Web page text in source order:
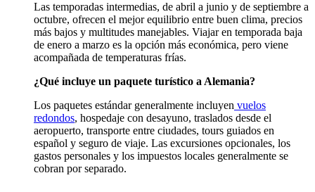
Las temporadas intermedias, de abril a junio y de septiembre a
octubre, ofrecen el mejor equilibrio entre buen clima, precios
más bajos y multitudes manejables. Viajar en temporada baja
de enero a marzo es la opción más económica, pero viene
acompañada de temperaturas frías.
¿Qué incluye un paquete turístico a Alemania?
Los paquetes estándar generalmente incluyen vuelos
redondos, hospedaje con desayuno, traslados desde el
aeropuerto, transporte entre ciudades, tours guiados en
español y seguro de viaje. Las excursiones opcionales, los
gastos personales y los impuestos locales generalmente se
cobran por separado.